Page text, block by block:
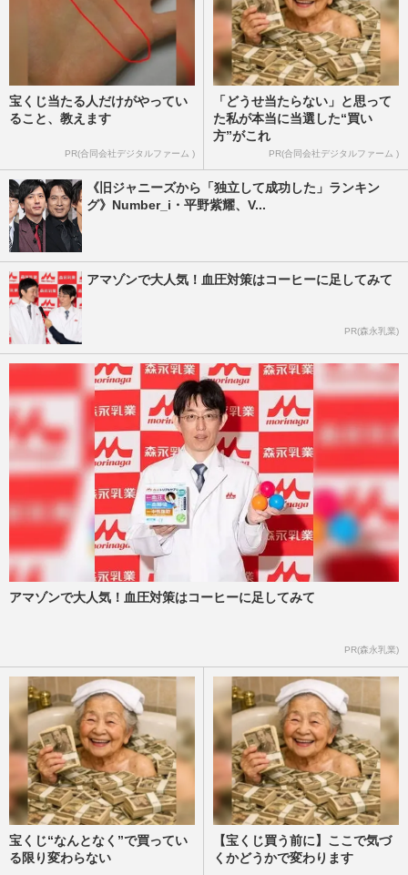
宝くじ当たる人だけがやってい
ること、教えます
PR(合同会社デジタルファーム )
「どうせ当たらない」と思って
た私が本当に当選した“買い
方”がこれ
PR(合同会社デジタルファーム )
《旧ジャニーズから「独立して成功した」ランキン
グ》Number_i・平野紫耀、V...
アマゾンで大人気！血圧対策はコーヒーに足してみて
PR(森永乳業)
アマゾンで大人気！血圧対策はコーヒーに足してみて
PR(森永乳業)
宝くじ“なんとなく”で買ってい
る限り変わらない
【宝くじ買う前に】ここで気づ
くかどうかで変わります